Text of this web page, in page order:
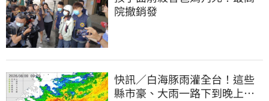
院撤銷發
快訊／白海豚雨灌全台！這些
縣市豪、大雨一路下到晚上 3